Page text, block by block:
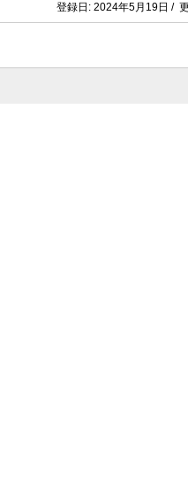
登録日: 2024年5月19日 /